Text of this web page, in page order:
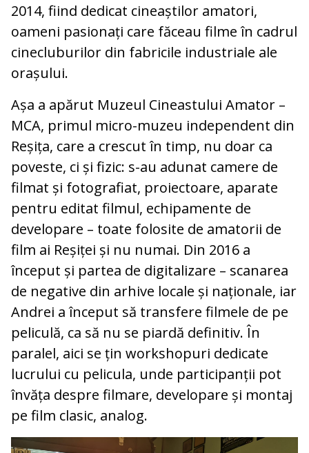
2014, fiind dedicat cineaștilor amatori,
oameni pasionați care făceau filme în cadrul
cinecluburilor din fabricile industriale ale
orașului.
Așa a apărut Muzeul Cineastului Amator –
MCA, primul micro-muzeu independent din
Reșița, care a crescut în timp, nu doar ca
poveste, ci și fizic: s-au adunat camere de
filmat și fotografiat, proiectoare, aparate
pentru editat filmul, echipamente de
developare – toate folosite de amatorii de
film ai Reșiței și nu numai. Din 2016 a
început și partea de digitalizare – scanarea
de negative din arhive locale și naționale, iar
Andrei a început să transfere filmele de pe
peliculă, ca să nu se piardă definitiv. În
paralel, aici se țin workshopuri dedicate
lucrului cu pelicula, unde participanții pot
învăța despre filmare, developare și montaj
pe film clasic, analog.